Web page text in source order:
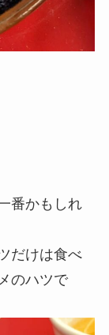
番かもしれ
だけは食べ
のハツで